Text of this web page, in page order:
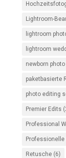
Lightroom-
lightroom
lightroom
newborn
paketbasierte
photo editing
Premier Edits
Professional
Professionelle
Retusche(6)